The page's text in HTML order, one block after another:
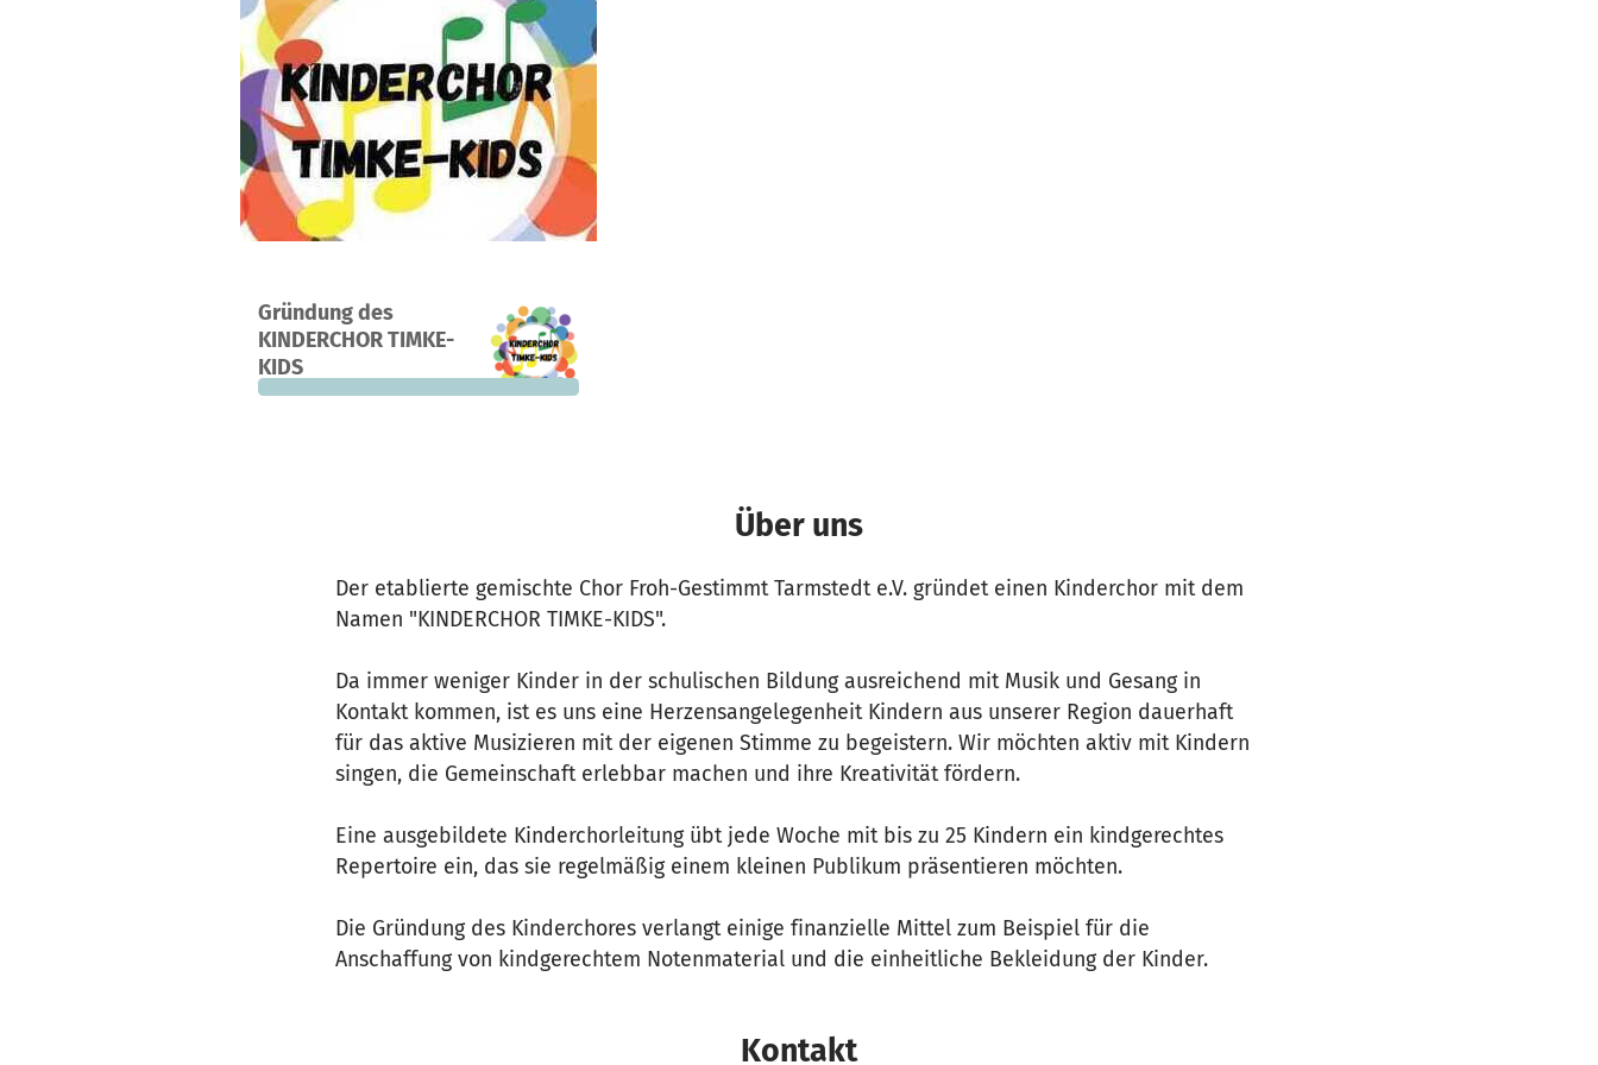
Gründung des
KINDERCHOR TIMKE-
KIDS
Ein Projekt in Kirchtimke, Deutschland
0
Spenden
0 % 400 €
fehlen noch
Über uns
Der etablierte gemischte Chor Froh-Gestimmt Tarmstedt e.V. gründet einen Kinderchor mit dem
Namen "KINDERCHOR TIMKE-KIDS".
Da immer weniger Kinder in der schulischen Bildung ausreichend mit Musik und Gesang in
Kontakt kommen, ist es uns eine Herzensangelegenheit Kindern aus unserer Region dauerhaft
für das aktive Musizieren mit der eigenen Stimme zu begeistern. Wir möchten aktiv mit Kindern
singen, die Gemeinschaft erlebbar machen und ihre Kreativität fördern.
Eine ausgebildete Kinderchorleitung übt jede Woche mit bis zu 25 Kindern ein kindgerechtes
Repertoire ein, das sie regelmäßig einem kleinen Publikum präsentieren möchten.
Die Gründung des Kinderchores verlangt einige finanzielle Mittel zum Beispiel für die
Anschaffung von kindgerechtem Notenmaterial und die einheitliche Bekleidung der Kinder.
Kontakt